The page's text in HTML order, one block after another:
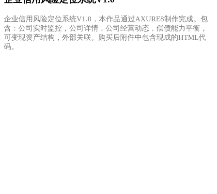
企业信用风险定位系统V1.0，本作品通过AXURE8制作完成。包
含：公司实时监控，公司详情，公司经营动态，偿债能力平衡，
可变现资产结构，外部关联。购买后附件中包含现成的HTML代
码。